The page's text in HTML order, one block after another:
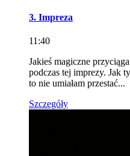
3. Impreza
11:40
Jakieś magiczne
podczas tej imprezy. Jak
to nie umiałam przestać...
Szczegóły